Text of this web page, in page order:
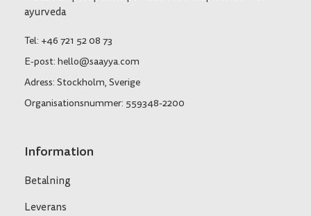
ayurveda
Tel: +46 721 52 08 73
E-post: hello@saayya.com
Adress: Stockholm, Sverige
Organisationsnummer: 559348-2200
Information
Betalning
Leverans